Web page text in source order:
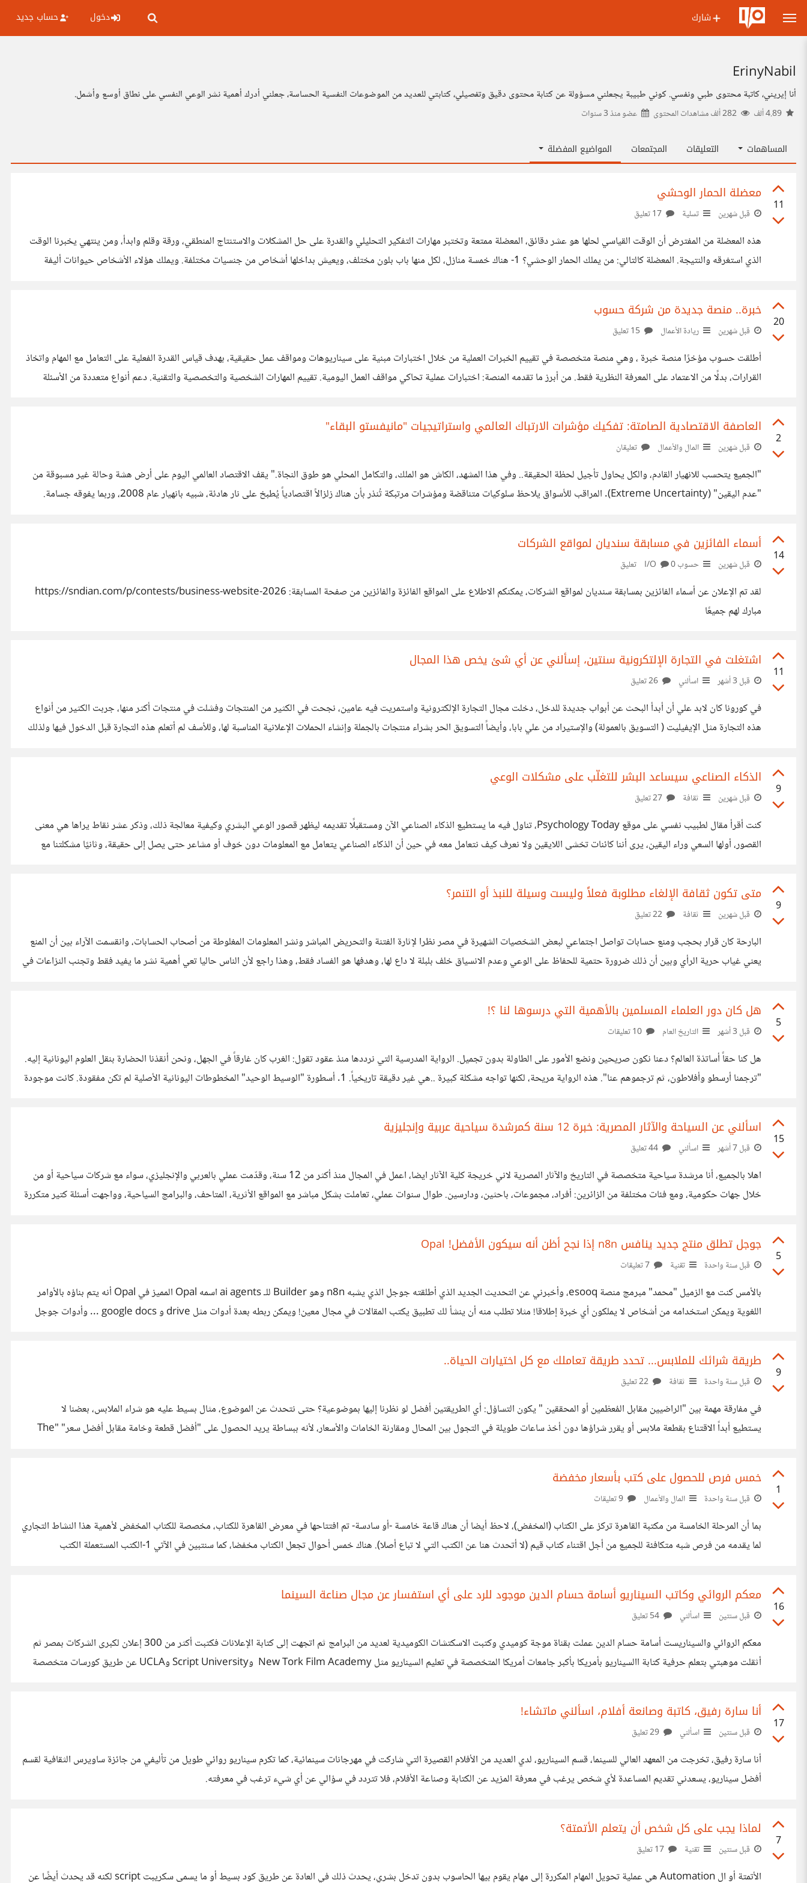
شارك دخول حساب جديد
ErinyNabil
أنا إيريني، كاتبة محتوى طبي ونفسي. كوني طبيبة يجعلني مسؤولة عن كتابة محتوى دقيق وتفصيلي، كتابتي للعديد من الموضوعات النفسية الحساسة، جعلني أدرك أهمية نشر الوعي النفسي على نطاق أوسع وأشمل.
عضو منذ3 سنوات
المساهمات التعليقات المجتمعات المواضيع المفضلة
11
معضلة الحمار الوحشي
قبل شهرين تسلية
هذه المعضلة من المفترض أن الوقت القياسي لحلها هو عشر دقائق، المعضلة ممتعة وتختبر مهارات التفكير التحليلي والقدرة على حل المشكلات والاستنتاج المنطقي، ورقة وقلم وابدأ، ومن ينتهي يخبرنا الوقت
الذي استغرقه والنتيجة. المعضلة كالتالي: من يملك الحمار الوحشي؟ 1- هناك خمسة منازل، لكل منها باب بلون مختلف، ويعيش بداخلها أشخاص من جنسيات مختلفة. ويملك هؤلاء الأشخاص حيوانات أليفة
20
خبرة.. منصة جديدة من شركة حسوب
قبل شهرين ريادة الأعمال
أطلقت حسوب مؤخرًا منصة خبرة ، وهي منصة متخصصة في تقييم الخبرات العملية من خلال اختبارات مبنية على سيناريوهات ومواقف عمل حقيقية، بهدف قياس القدرة الفعلية على التعامل مع المهام واتخاذ
القرارات، بدلًا من الاعتماد على المعرفة النظرية فقط. من أبرز ما تقدمه المنصة: اختبارات عملية تحاكي مواقف العمل اليومية. تقييم المهارات الشخصية والتخصصية والتقنية. دعم أنواع متعددة من الأسئلة
2
العاصفة الاقتصادية الصامتة: تفكيك مؤشرات الارتباك العالمي واستراتيجيات "مانيفستو البقاء"
قبل شهرين المال والأعمال تعليقان
"الجميع يتحسب للانهيار القادم، والكل يحاول تأجيل لحظة الحقيقة.. وفي هذا المشهد، الكاش هو الملك، والتكامل المحلي هو طوق النجاة." يقف الاقتصاد العالمي اليوم على أرض هشة وحالة غير مسبوقة من
"عدم اليقين" (Extreme Uncertainty). المراقب للأسواق يلاحظ سلوكيات متناقضة ومؤشرات مرتبكة تُنذر بأن هناك زلزالاً اقتصادياً يُطبخ على نار هادئة، شبيه بانهيار عام 2008، وربما يفوقه جسامة.
14
أسماء الفائزين في مسابقة سنديان لمواقع الشركات
قبل شهرين حسوب I/O0 تعليق
لقد تم الإعلان عن أسماء الفائزين بمسابقة سنديان لمواقع الشركات، يمكنكم الاطلاع على المواقع الفائزة والفائزين من صفحة المسابقة: https://sndian.com/p/contests/business-website-2026
مبارك لهم جميعًا
11
اشتغلت في التجارة الإلتكرونية سنتين، إسألني عن أي شئ يخص هذا المجال
قبل 3 أشهر اسألني
في كورونا كان لابد علي أن أبدأ البحث عن أبواب جديدة للدخل، دخلت مجال التجارة الإلكترونية واستمريت فيه عامين، نجحت في الكثير من المنتجات وفشلت في منتجات أكثر منها، جربت الكثير من أنواع
هذه التجارة مثل الإيفيليت ( التسويق بالعمولة) والإستيراد من علي بابا، وأيضاً التسويق الحر بشراء منتجات بالجملة وإنشاء الحملات الإعلانية المناسبة لها، وللأسف لم أتعلم هذه التجارة قبل الدخول فيها ولذلك
9
الذكاء الصناعي سيساعد البشر للتغلّب على مشكلات الوعي
قبل شهرين ثقافة
كنت أقرأ مقال لطبيب نفسي على موقع Psychology Today، تناول فيه ما يستطيع الذكاء الصناعي الآن ومستقبلًا تقديمه ليظهر قصور الوعي البشري وكيفية معالجة ذلك، وذكر عشر نقاط يراها هي معنى
القصور، أولها السعي وراء اليقين، يرى أننا كائنات تخشى اللايقين ولا نعرف كيف نتعامل معه في حين أن الذكاء الصناعي يتعامل مع المعلومات دون خوف أو مشاعر حتى يصل إلى حقيقة، وثانيًا مشكلتنا مع
9
متى تكون ثقافة الإلغاء مطلوبة فعلاً وليست وسيلة للنبذ أو التنمر؟
قبل شهرين ثقافة
البارحة كان قرار بحجب ومنع حسابات تواصل اجتماعي لبعض الشخصيات الشهيرة في مصر نظرا لإثارة الفتنة والتحريض المباشر ونشر المعلومات المغلوطة من أصحاب الحسابات، وانقسمت الآراء بين أن المنع
يعني غياب حرية الرأي وبين أن ذلك ضرورة حتمية للحفاظ على الوعي وعدم الانسياق خلف بلبلة لا داع لها، وهدفها هو الفساد فقط، وهذا راجع لأن الناس حاليا تعي أهمية نشر ما يفيد فقط وتجنب النزاعات في
5
هل كان دور العلماء المسلمين بالأهمية التي درسوها لنا ؟!
قبل 3 أشهر التاريخ العام
هل كنا حقاً أساتذة العالم؟ دعنا نكون صريحين ونضع الأمور على الطاولة بدون تجميل. الرواية المدرسية التي نرددها منذ عقود تقول: الغرب كان غارقاً في الجهل، ونحن أنقذنا الحضارة بنقل العلوم اليونانية إليه.
"ترجمنا أرسطو وأفلاطون، ثم ترجموهم عنا". هذه الرواية مريحة، لكنها تواجه مشكلة كبيرة ..هي غير دقيقة تاريخياً. 1. أسطورة "الوسيط الوحيد" المخطوطات اليونانية الأصلية لم تكن مفقودة. كانت موجودة
15
اسألني عن السياحة والآثار المصرية: خبرة 12 سنة كمرشدة سياحية عربية وإنجليزية
قبل 7 أشهر اسألني
اهلا بالجميع، أنا مرشدة سياحية متخصصة في التاريخ والآثار المصرية لاني خريجة كلية الآثار ايضا، اعمل في المجال منذ أكثر من 12 سنة، وقدّمت عملي بالعربي والإنجليزي، سواء مع شركات سياحية أو من
خلال جهات حكومية، ومع فئات مختلفة من الزائرين: أفراد، مجموعات، باحثين، ودارسين. طوال سنوات عملي، تعاملت بشكل مباشر مع المواقع الأثرية، المتاحف، والبرامج السياحية، وواجهت أسئلة كتير متكررة
5
جوجل تطلق منتج جديد ينافس n8n إذا نجح أظن أنه سيكون الأفضل! Opal
قبل سنة واحدة تقنية
بالأمس كنت مع الزميل "محمد" مبرمج منصة esooq، وأخبرني عن التحديث الجديد الذي أطلقته جوجل الذي يشبه n8n وهو Builder للـ ai agents اسمه Opal المميز في Opal أنه يتم بناؤه بالأوامر
اللغوية ويمكن استخدامه من أشخاص لا يملكون أي خبرة إطلاقا! مثلا تطلب منه أن ينشأ لك تطبيق يكتب المقالات في مجال معين! ويمكن ربطه بعدة أدوات مثل drive و google docs ... وأدوات جوجل
9
طريقة شرائك للملابس... تحدد طريقة تعاملك مع كل اختيارات الحياة..
قبل سنة واحدة ثقافة
في مفارقة مهمة بين "الراضيين مقابل المُعظمين أو المحققين " يكون التساؤل: أي الطريقتين أفضل لو نظرنا إليها بموضوعية؟ حتى نتحدث عن الموضوع، مثال بسيط عليه هو شراء الملابس، بعضنا لا
يستطيع أبداً الاقتناع بقطعة ملابس أو يقرر شراؤها دون أخذ ساعات طويلة في التجول بين المحال ومقارنة الخامات والأسعار، لأنه ببساطة يريد الحصول على "أفضل قطعة وخامة مقابل أفضل سعر" "The
1
خمس فرص للحصول على كتب بأسعار مخفضة
قبل سنة واحدة المال والأعمال
بما أن المرحلة الخامسة من مكتبة القاهرة تركز على الكتاب (المخفض)، لاحظ أيضا أن هناك قاعة خامسة -أو سادسة- تم افتتاحها في معرض القاهرة للكتاب، مخصصة للكتاب المخفض لأهمية هذا النشاط التجاري
لما يقدمه من فرص شبه متكافئة للجميع من أجل اقتناء كتاب قيم (لا أتحدث هنا عن الكتب التي لا تباع أصلا). هناك خمس أحوال تجعل الكتاب مخفضا، كما سنتبين في الآتي 1-الكتب المستعملة الكتب
16
معكم الروائي وكاتب السيناريو أسامة حسام الدين موجود للرد على أي استفسار عن مجال صناعة السينما
قبل سنتين اسألني
معكم الروائي والسيناريست أسامة حسام الدين عملت بقناة موجة كوميدي وكتبت الاسكتشات الكوميدية لعديد من البرامج ثم اتجهت إلى كتابة الإعلانات فكتبت أكثر من 300 إعلان لكبرى الشركات بمصر ثم
أثقلت موهبتي بتعلم حرفية كتابة االسيناريو بأمريكا بأكبر جامعات أمريكا المتخصصة في تعليم السيناريو مثل New Tork Film Academy وScript University وUCLA عن طريق كورسات متخصصة
from UCLA
17
أنا سارة رفيق، كاتبة وصانعة أفلام، اسألني ماتشاء!
قبل سنتين اسألني
أنا سارة رفيق، تخرجت من المعهد العالي للسينما، قسم السيناريو، لدي العديد من الأفلام القصيرة التي شاركت في مهرجانات سينمائية، كما تكرم سيناريو روائي طويل من تأليفي من جائزة ساويرس الثقافية لقسم
أفضل سيناريو، يسعدني تقديم المساعدة لأي شخص يرغب في معرفة المزيد عن الكتابة وصناعة الأفلام، فلا تتردد في سؤالي عن أي شيء ترغب في معرفته.
7
لماذا يجب على كل شخص أن يتعلم الأتمتة؟
قبل سنتين تقنية
الأتمتة أو ال Automation هي عملية تحويل المهام المكررة إلى مهام يقوم بيها الحاسوب بدون تدخل بشري، يحدث ذلك في العادة عن طريق كود بسيط أو ما يسمى سكريبت script لكنه قد يحدث أيضًا عن